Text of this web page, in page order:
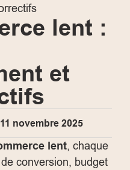
lent :
et
11 novembre 2025
lent, chaque
conversion, budget